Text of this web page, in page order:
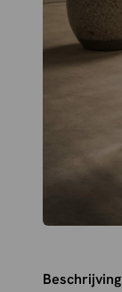
Beschrijving